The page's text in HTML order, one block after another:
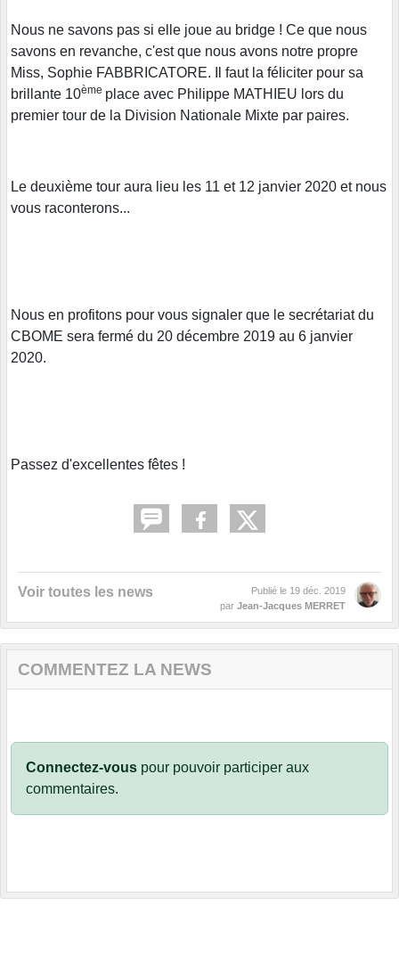
Nous ne savons pas si elle joue au bridge ! Ce que nous
savons en revanche, c'est que nous avons notre propre
Miss, Sophie FABBRICATORE. Il faut la féliciter pour sa
brillante 10ème place avec Philippe MATHIEU lors du
premier tour de la Division Nationale Mixte par paires.
Le deuxième tour aura lieu les 11 et 12 janvier 2020 et nous
vous raconterons...
Nous en profitons pour vous signaler que le secrétariat du
CBOME sera fermé du 20 décembre 2019 au 6 janvier
2020.
Passez d'excellentes fêtes !
Voir toutes les news Publié le 19 déc. 2019
par Jean-Jacques MERRET
COMMENTEZ LA NEWS
Connectez-vous pour pouvoir participer aux
commentaires.